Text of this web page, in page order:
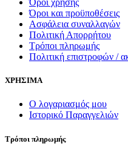
Όροι χρήσης
Όροι και προϋποθέσεις
Ασφάλεια συναλλαγών
Πολιτική Απορρήτου
Τρόποι πληρωμής
Πολιτική επιστροφών /
ΧΡΗΣΙΜΑ
Ο λογαριασμός μου
Ιστορικό Παραγγελιών
Τρόποι πληρωμής